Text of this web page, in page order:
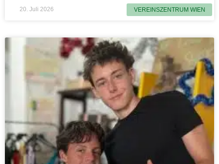
VEREINSZENTRUM WIEN
20. Juli 2026